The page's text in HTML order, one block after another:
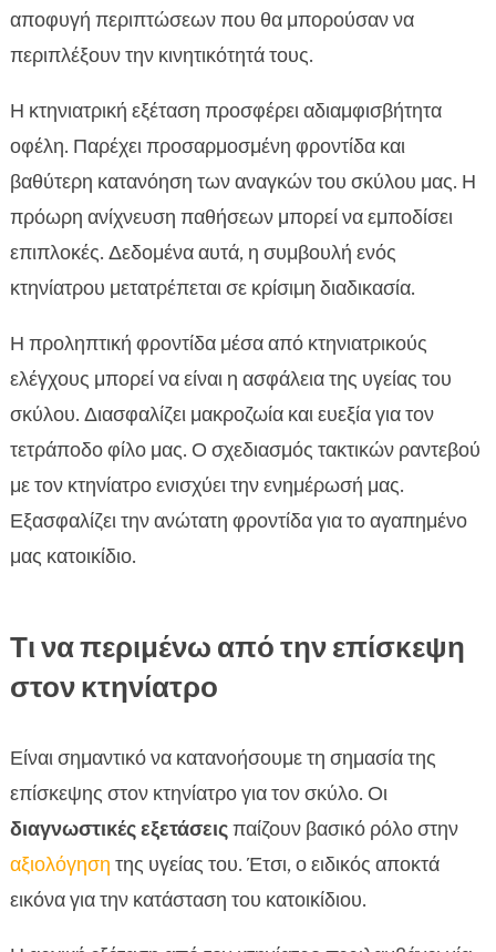
αποφυγή περιπτώσεων που θα μπορούσαν να
περιπλέξουν την κινητικότητά τους.
Η κτηνιατρική εξέταση προσφέρει αδιαμφισβήτητα
οφέλη. Παρέχει προσαρμοσμένη φροντίδα και
βαθύτερη κατανόηση των αναγκών του σκύλου μας. Η
πρόωρη ανίχνευση παθήσεων μπορεί να εμποδίσει
επιπλοκές. Δεδομένα αυτά, η συμβουλή ενός
κτηνίατρου μετατρέπεται σε κρίσιμη διαδικασία.
Η προληπτική φροντίδα μέσα από κτηνιατρικούς
ελέγχους μπορεί να είναι η ασφάλεια της υγείας του
σκύλου. Διασφαλίζει μακροζωία και ευεξία για τον
τετράποδο φίλο μας. Ο σχεδιασμός τακτικών ραντεβού
με τον κτηνίατρο ενισχύει την ενημέρωσή μας.
Εξασφαλίζει την ανώτατη φροντίδα για το αγαπημένο
μας κατοικίδιο.
Τι να περιμένω από την επίσκεψη
στον κτηνίατρο
Είναι σημαντικό να κατανοήσουμε τη σημασία της
επίσκεψης στον κτηνίατρο για τον σκύλο. Οι
διαγνωστικές εξετάσειςπαίζουν βασικό ρόλο στην
αξιολόγηση της υγείας του. Έτσι, ο ειδικός αποκτά
εικόνα για την κατάσταση του κατοικίδιου.